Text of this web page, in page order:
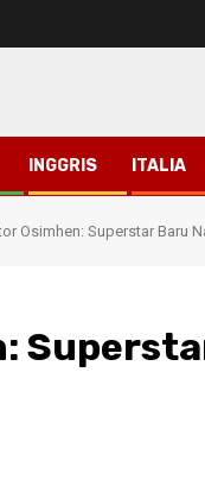
INGGRIS ITALIA
Osimhen: Superstar Baru